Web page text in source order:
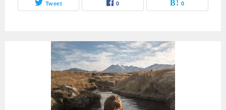
Tweet 0 0